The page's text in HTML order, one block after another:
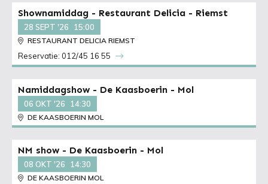
Shownamiddag - Restaurant Delicia - Riemst
28 SEPT '26 15:00
RESTAURANT DELICIA RIEMST
Reservatie: 012/45 16 55
Namiddagshow - De Kaasboerin - Mol
06 OKT '26 14:30
DE KAASBOERIN MOL
NM show - De Kaasboerin - Mol
08 OKT '26 14:30
DE KAASBOERIN MOL